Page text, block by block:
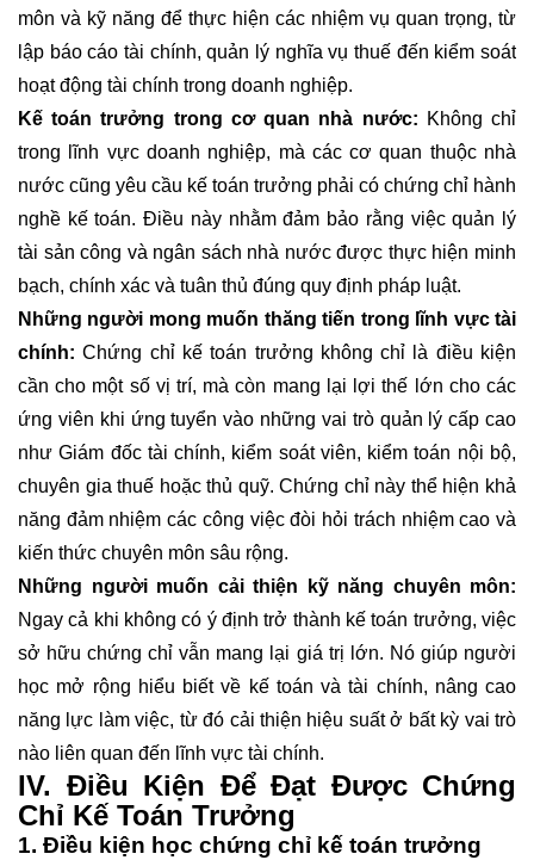
môn và kỹ năng để thực hiện các nhiệm vụ quan trọng, từ
lập báo cáo tài chính, quản lý nghĩa vụ thuế đến kiểm soát
hoạt động tài chính trong doanh nghiệp.
Kế toán trưởng trong cơ quan nhà nước: Không chỉ
trong lĩnh vực doanh nghiệp, mà các cơ quan thuộc nhà
nước cũng yêu cầu kế toán trưởng phải có chứng chỉ hành
nghề kế toán. Điều này nhằm đảm bảo rằng việc quản lý
tài sản công và ngân sách nhà nước được thực hiện minh
bạch, chính xác và tuân thủ đúng quy định pháp luật.
Những người mong muốn thăng tiến trong lĩnh vực tài
chính: Chứng chỉ kế toán trưởng không chỉ là điều kiện
cần cho một số vị trí, mà còn mang lại lợi thế lớn cho các
ứng viên khi ứng tuyển vào những vai trò quản lý cấp cao
như Giám đốc tài chính, kiểm soát viên, kiểm toán nội bộ,
chuyên gia thuế hoặc thủ quỹ. Chứng chỉ này thể hiện khả
năng đảm nhiệm các công việc đòi hỏi trách nhiệm cao và
kiến thức chuyên môn sâu rộng.
Những người muốn cải thiện kỹ năng chuyên môn:
Ngay cả khi không có ý định trở thành kế toán trưởng, việc
sở hữu chứng chỉ vẫn mang lại giá trị lớn. Nó giúp người
học mở rộng hiểu biết về kế toán và tài chính, nâng cao
năng lực làm việc, từ đó cải thiện hiệu suất ở bất kỳ vai trò
nào liên quan đến lĩnh vực tài chính.
IV. Điều Kiện Để Đạt Được Chứng
Chỉ Kế Toán Trưởng
1. Điều kiện học chứng chỉ kế toán trưởng